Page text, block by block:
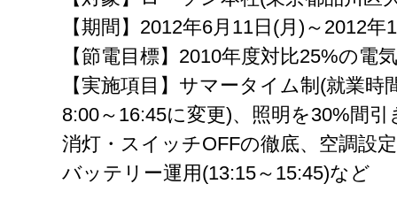
【期間】2012年6月11日(月)～2012年
【節電目標】2010年度対比25%の電
【実施項目】サマータイム制(就業時
8:00～16:45に変更)、照明を30%間引
消灯・スイッチOFFの徹底、空調設
バッテリー運用(13:15～15:45)など